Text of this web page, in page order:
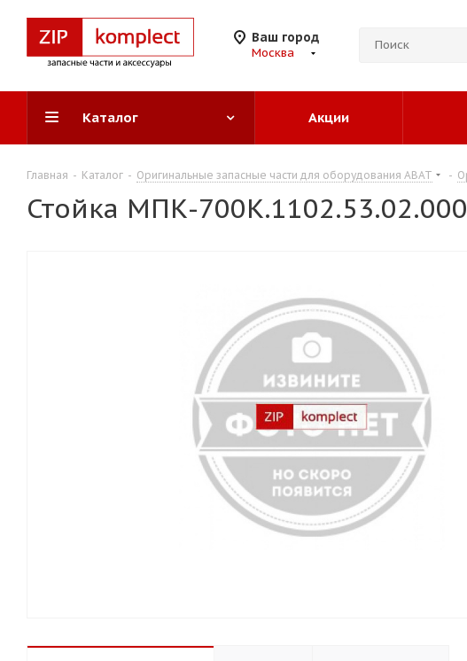
Ваш город
Москва
Каталог Акции
Главная - Каталог - Оригинальные запасные части для оборудования ABAT -
Стойка МПК-